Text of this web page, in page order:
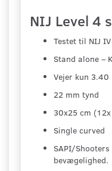
NIJ Level 4
Testet til NIJ
Stand alone –
Vejer kun 3.40
22 mm tynd
30x25 cm
Single curved
SAPI/
bevægelighed.